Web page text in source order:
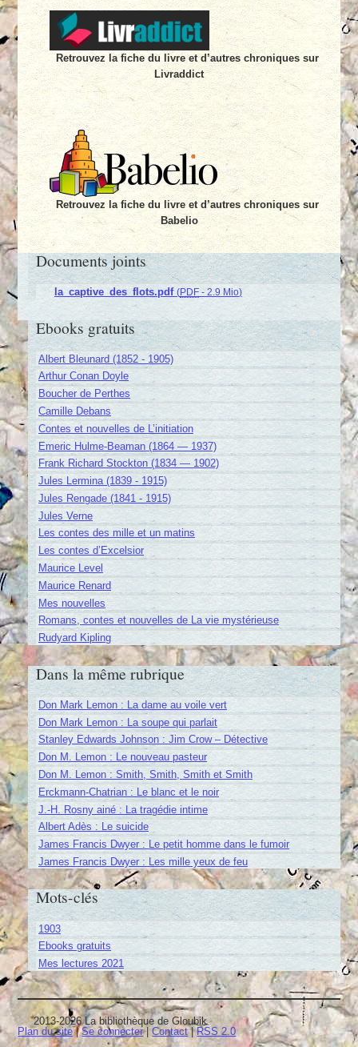
Retrouvez la fiche du livre et d’autres chroniques sur
Livraddict
Retrouvez la fiche du livre et d’autres chroniques sur
Babelio
Documents joints
la_captive_des_flots.pdf (PDF- 2.9 Mio)
Ebooks gratuits
Albert Bleunard (1852 - 1905)
Arthur Conan Doyle
Boucher de Perthes
Camille Debans
Contes et nouvelles de L’initiation
Emeric Hulme-Beaman (1864 — 1937)
Frank Richard Stockton (1834 — 1902)
Jules Lermina (1839 - 1915)
Jules Rengade (1841 - 1915)
Jules Verne
Les contes des mille et un matins
Les contes d’Excelsior
Maurice Level
Maurice Renard
Mes nouvelles
Romans, contes et nouvelles de La vie mystérieuse
Rudyard Kipling
Dans la même rubrique
Don Mark Lemon : La dame au voile vert
Don Mark Lemon : La soupe qui parlait
Stanley Edwards Johnson : Jim Crow – Détective
Don M. Lemon : Le nouveau pasteur
Don M. Lemon : Smith, Smith, Smith et Smith
Erckmann-Chatrian : Le blanc et le noir
J.-H. Rosny ainé : La tragédie intime
Albert Adès : Le suicide
James Francis Dwyer : Le petit homme dans le fumoir
James Francis Dwyer : Les mille yeux de feu
Mots-clés
1903
Ebooks gratuits
Mes lectures 2021
2013-2026 La bibliothèque de Gloubik
Plan du site|Se connecter|Contact|RSS 2.0